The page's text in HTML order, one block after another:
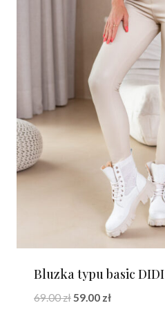
Bluzka typu basic DIDI
69.00zł Pierwotna
59.00 złAktualna